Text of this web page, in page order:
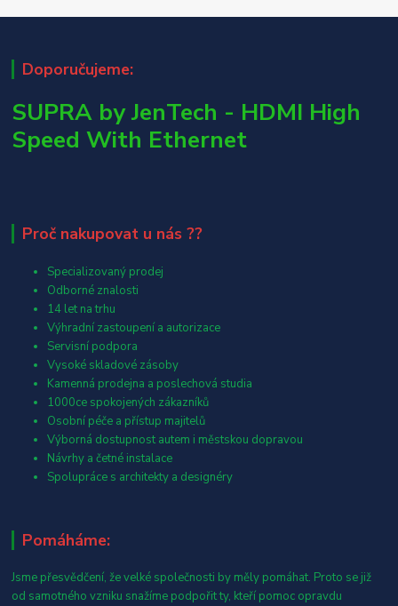
Doporučujeme:
SUPRA by JenTech - HDMI High
Speed With Ethernet
Proč nakupovat u nás ??
Specializovaný prodej
Odborné znalosti
14 let na trhu
Výhradní zastoupení a autorizace
Servisní podpora
Vysoké skladové zásoby
Kamenná prodejna a poslechová studia
1000ce spokojených zákazníků
Osobní péče a přístup majitelů
Výborná dostupnost autem i městskou dopravou
Návrhy a četné instalace
Spolupráce s architekty a designéry
Pomáháme:
Jsme přesvědčení, že velké společnosti by měly pomáhat. Proto se již
od samotného vzniku snažíme podpořit ty, kteří pomoc opravdu